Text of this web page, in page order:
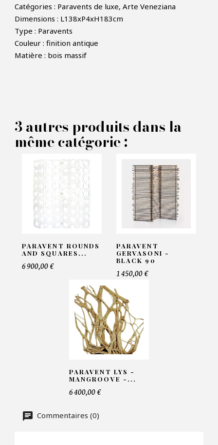
FAIRE UNE OFFRE
Paravent Levante - Arte
Veneziana
VOS INFORMATIONS :
Nom*
Email*
Telephone*
Nombre de produit*
CAPTCHA
Catégories : Paravents de luxe, Arte Veneziana
Dimensions : L138xP4xH183cm
Type : Paravents
Couleur : finition antique
Matière : bois massif
3 autres produits dans la
même catégorie :
PARAVENT ROUNDS
AND SQUARES...
6 900,00 €
PARAVENT
GERVASONI -
BLACK 90
1 450,00 €
PARAVENT LYS -
MANGROOVE -...
6 400,00 €
Commentaires (0)